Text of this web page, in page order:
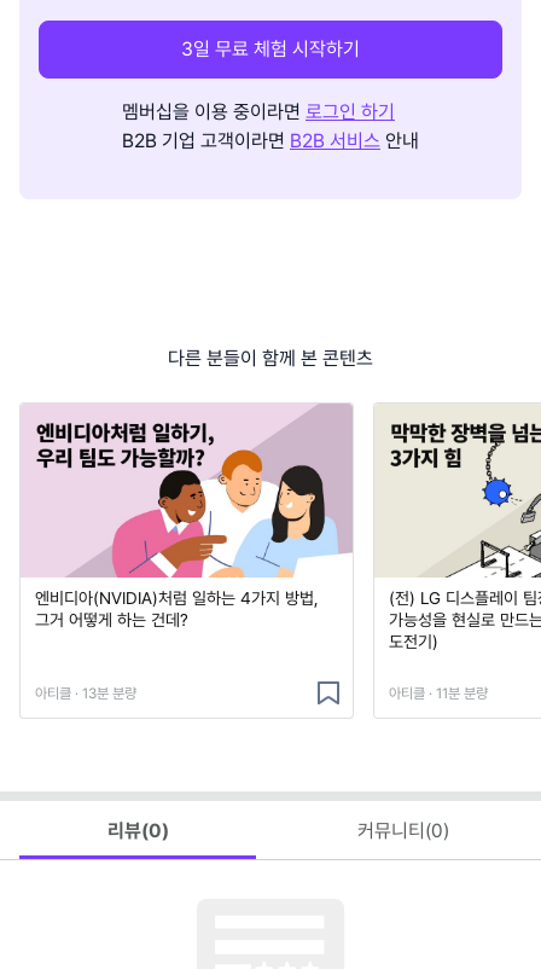
3일 무료 체험 시작하기
멤버십을 이용 중이라면 로그인 하기
B2B 기업 고객이라면 B2B 서비스 안내
다른 분들이 함께 본 콘텐츠
엔비디아(NVIDIA)처럼 일하는 4가지 방법,
그거 어떻게 하는 건데?
아티클 · 13분 분량
(전) LG 디스플레이
가능성을 현실로 만드
도전기)
아티클 · 11분 분량
리뷰(0) 커뮤니티(0)